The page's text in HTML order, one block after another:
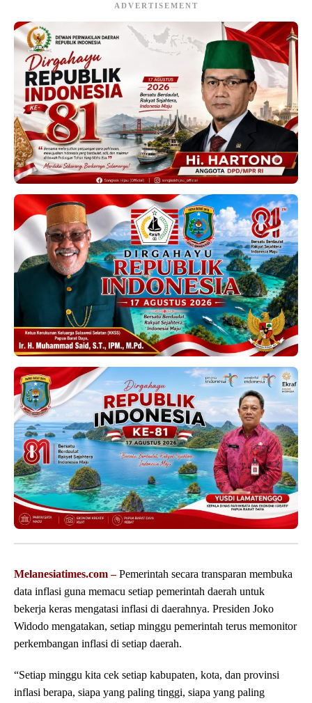
ADVERTISEMENT
Melanesiatimes.com –Pemerintah secara transparan membuka
data inflasi guna memacu setiap pemerintah daerah untuk
bekerja keras mengatasi inflasi di daerahnya. Presiden Joko
Widodo mengatakan, setiap minggu pemerintah terus memonitor
perkembangan inflasi di setiap daerah.
“Setiap minggu kita cek setiap kabupaten, kota, dan provinsi
inflasi berapa, siapa yang paling tinggi, siapa yang paling